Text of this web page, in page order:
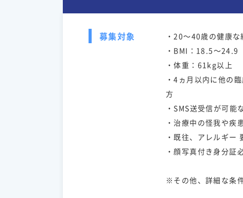
募集対象
・20～40歳の健康な
・BMI：18.5～24.9
・体重：61kg以上
・4ヵ月以内に他の
方
・SMS送受信が可能
・治療中の怪我や疾
・既往、アレルギー
・顔写真付き身分証
※その他、詳細な条